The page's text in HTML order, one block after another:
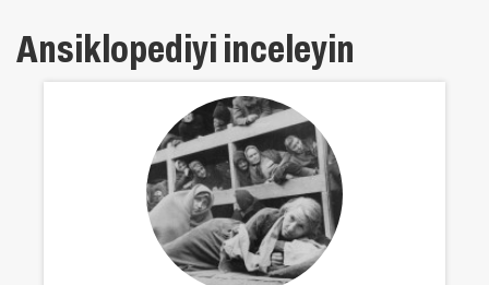
Ansiklopediyi inceleyin